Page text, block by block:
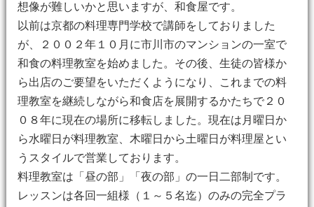
想像が難しいかと思いますが、和食屋です。
以前は京都の料理専門学校で講師をしておりました
が、２００２年１０月に市川市のマンションの一室で
和食の料理教室を始めました。その後、生徒の皆様か
ら出店のご要望をいただくようになり、これまでの料
理教室を継続しながら和食店を展開するかたちで２０
０８年に現在の場所に移転しました。現在は月曜日か
ら水曜日が料理教室、木曜日から土曜日が料理屋とい
うスタイルで営業しております。
料理教室は「昼の部」「夜の部」の一日二部制です。
レッスンは各回一組様（１～５名迄）のみの完全プラ